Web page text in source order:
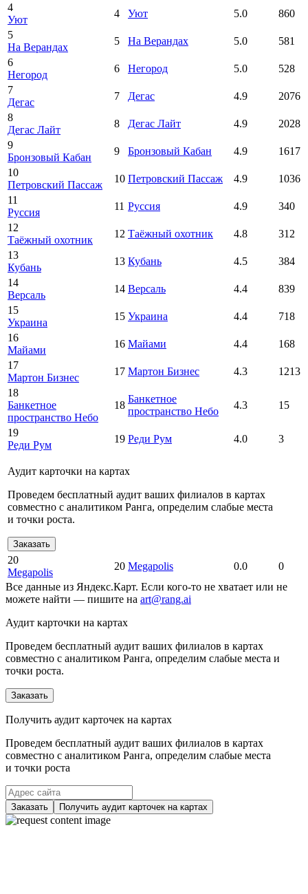
4
Уют
4 Уют 5.0
860
5
На Верандах
5 На Верандах 5.0
581
6
Негород
6 Негород 5.0
528
7
Дегас
7 Дегас 4.9
2076
8
Дегас Лайт
8 Дегас Лайт 4.9
2028
9
Бронзовый Кабан
9 Бронзовый Кабан 4.9
1617
10
Петровский Пассаж
10 Петровский Пассаж 4.9
1036
11
Руссия
11 Руссия 4.9
340
12
Таёжный охотник
12 Таёжный охотник 4.8
312
13
Кубань
13 Кубань 4.5
384
14
Версаль
14 Версаль 4.4
839
15
Украина
15 Украина 4.4
718
16
Майами
16 Майами 4.4
168
17
Мартон Бизнес
17 Мартон Бизнес 4.3
1213
18
Банкетное
пространство Небо
18
Банкетное
пространство Небо
4.3 15
19
Реди Рум
19 Реди Рум 4.0 3
Аудит карточки на картах
Проведем бесплатный аудит ваших филиалов в картах
совместно с аналитиком Ранга, определим слабые места
и точки роста.
Заказать
20
Megapolis
20 Megapolis 0.0
0
Все данные из Яндекс.Карт. Если кого-то не хватает или не
можете найти — пишите на art@rang.ai
Аудит карточки на картах
Проведем бесплатный аудит ваших филиалов в картах
совместно с аналитиком Ранга, определим слабые места и
точки роста.
Заказать
Получить аудит карточек на картах
Проведем бесплатный аудит ваших филиалов в картах
совместно с аналитиком Ранга, определим слабые места
и точки роста
Заказать Получить аудит карточек на картах